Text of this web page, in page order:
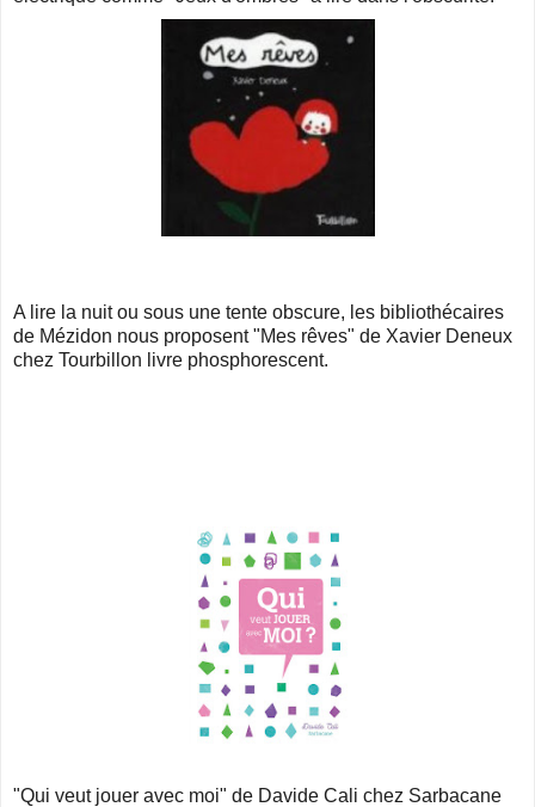
A lire la nuit ou sous une tente obscure, les bibliothécaires
de Mézidon nous proposent "Mes rêves" de Xavier Deneux
chez Tourbillon livre phosphorescent.
"Qui veut jouer avec moi" de Davide Cali chez Sarbacane